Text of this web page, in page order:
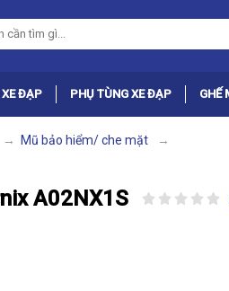
XE ĐẠP PHỤ TÙNG XE ĐẠP GHẾ
Mũ bảo hiểm/ che mặt
A02NX1S